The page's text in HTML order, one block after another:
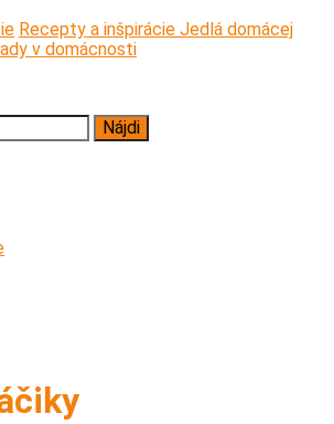
Recepty a inšpirácie Jedlá domácej
v domácnosti